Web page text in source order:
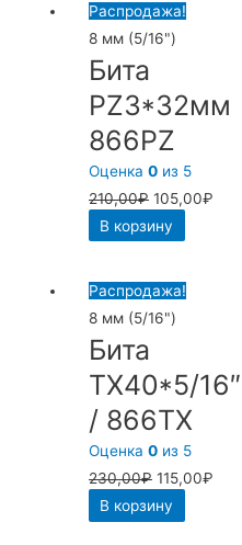
Распродажа!
8 мм (5/16")
Бита
PZ3*32мм
866PZ
Оценка0 из 5
210,00₽ 105,00₽
В корзину
Распродажа!
8 мм (5/16")
Бита
TX40*5/16″
/ 866TX
Оценка0 из 5
230,00₽ 115,00₽
В корзину